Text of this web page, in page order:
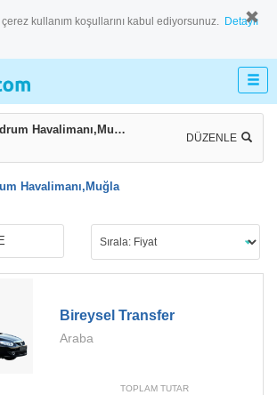
kullanım koşullarını kabul ediyorsunuz. Detaylı
Havalimanı,Muğla
DÜZENLE
Havalimanı,Muğla
Bireysel Transfer
Araba
TOPLAM TUTAR